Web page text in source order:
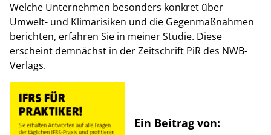
Welche Unternehmen besonders konkret über
Umwelt- und Klimarisiken und die Gegenmaßnahmen
berichten, erfahren Sie in meiner Studie. Diese
erscheint demnächst in der Zeitschrift PiR des NWB-
Verlags.
Ein Beitrag von: